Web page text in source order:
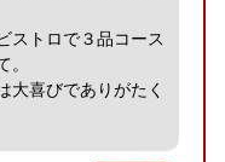
ストロで３品コース
大喜びでありがたく